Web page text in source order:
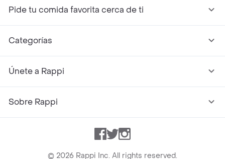
Pide tu comida favorita cerca de ti
Categorías
Únete a Rappi
Sobre Rappi
Facebook
TwitterInstagram
© 2026 Rappi Inc. All rights reserved.